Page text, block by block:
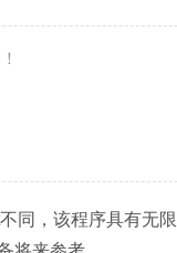
同，该程序具有无